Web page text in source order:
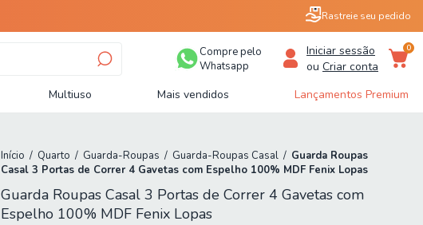
Rastreie seu pedido
Compre pelo
Whatsapp
Iniciar sessão
ou Criar conta
0
Multiuso Mais vendidos Lançamentos Premium
Início / Quarto / Guarda-Roupas / Guarda-Roupas Casal / Guarda Roupas
Casal 3 Portas de Correr 4 Gavetas com Espelho 100% MDF Fenix Lopas
Guarda Roupas Casal 3 Portas de Correr 4 Gavetas com
Espelho 100% MDF Fenix Lopas